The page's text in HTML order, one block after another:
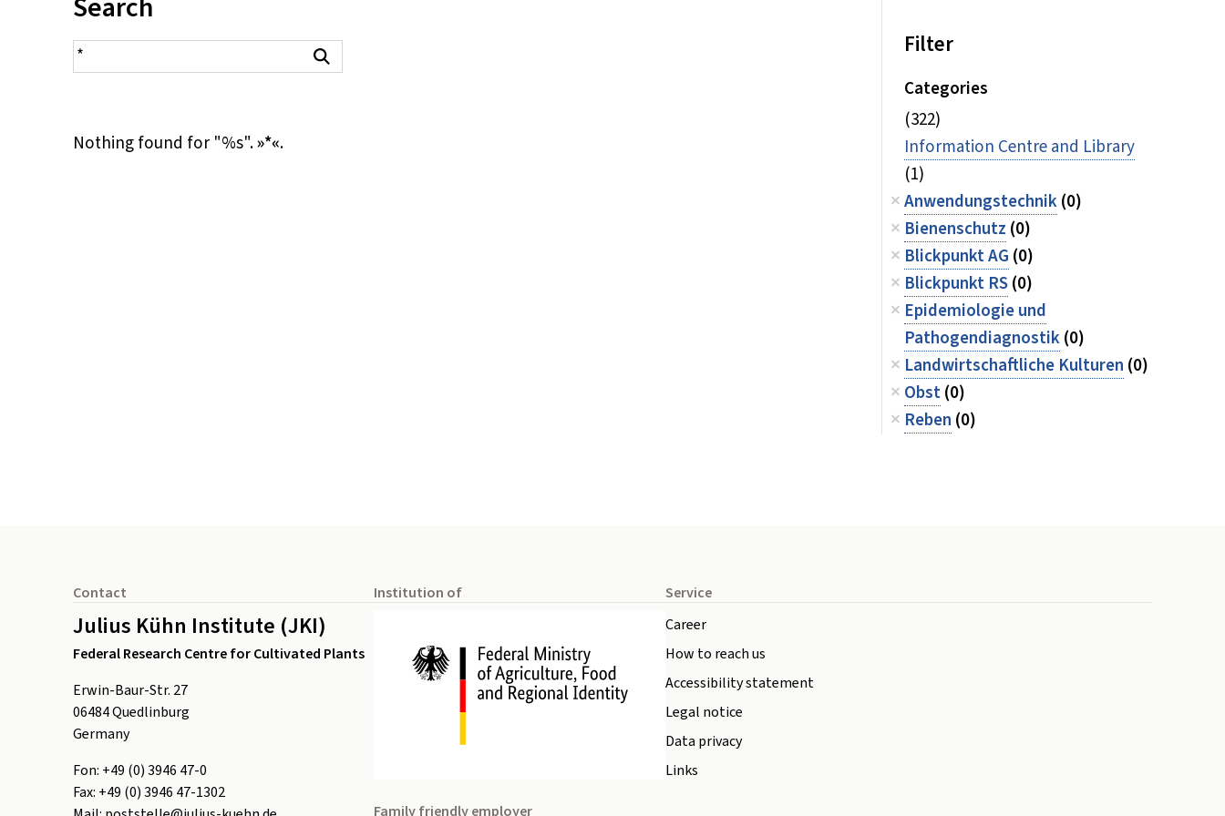
search result
Nothing found for "%s".»*«.
Filter
Categories
(322)
Information Centre and Library
(1)
Anwendungstechnik(0)
Bienenschutz (0)
Blickpunkt AG (0)
Blickpunkt RS(0)
Epidemiologie und
Pathogendiagnostik(0)
Landwirtschaftliche Kulturen (0)
Obst(0)
Reben (0)
Contact
Julius Kühn Institute (JKI)
Federal Research Centre for Cultivated Plants
Erwin-Baur-Str. 27
06484Quedlinburg
Germany
Fon: +49 (0) 3946 47-0
Fax: +49 (0) 3946 47-1302
Institution of
Family friendly employer
Service
Career
How to reach us
Accessibility statement
Legal notice
Data privacy
Links